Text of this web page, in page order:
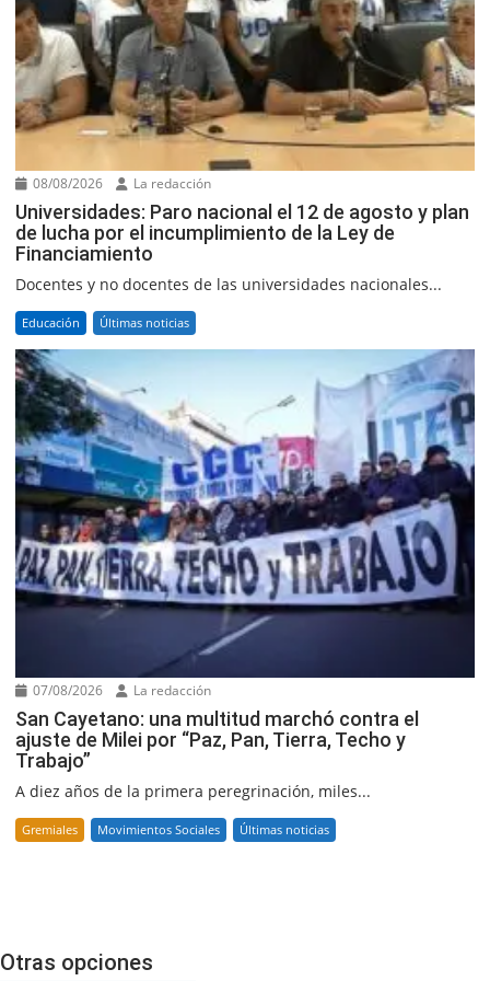
08/08/2026 La redacción
Universidades: Paro nacional el 12 de agosto y plan
de lucha por el incumplimiento de la Ley de
Financiamiento
Docentes y no docentes de las universidades nacionales...
Educación Últimas noticias
07/08/2026 La redacción
San Cayetano: una multitud marchó contra el
ajuste de Milei por “Paz, Pan, Tierra, Techo y
Trabajo”
A diez años de la primera peregrinación, miles...
Gremiales Movimientos Sociales Últimas noticias
Otras opciones